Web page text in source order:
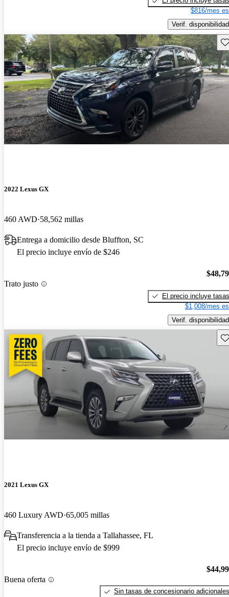
$816/mes
Verif. disponibilidad
2022 Lexus GX
460 AWD 58,562 millas
Entrega a domicilio desde Bluffton, SC
El precio incluye envío de $246
Trato justo
El precio incluye tasas
$1,008/mes
Verif. disponibilidad
2021 Lexus GX
460 Luxury AWD 65,005 millas
Transferencia a la tienda a Tallahassee, FL
El precio incluye envío de $999
Buena oferta
Sin tasas de concesionario adicionales